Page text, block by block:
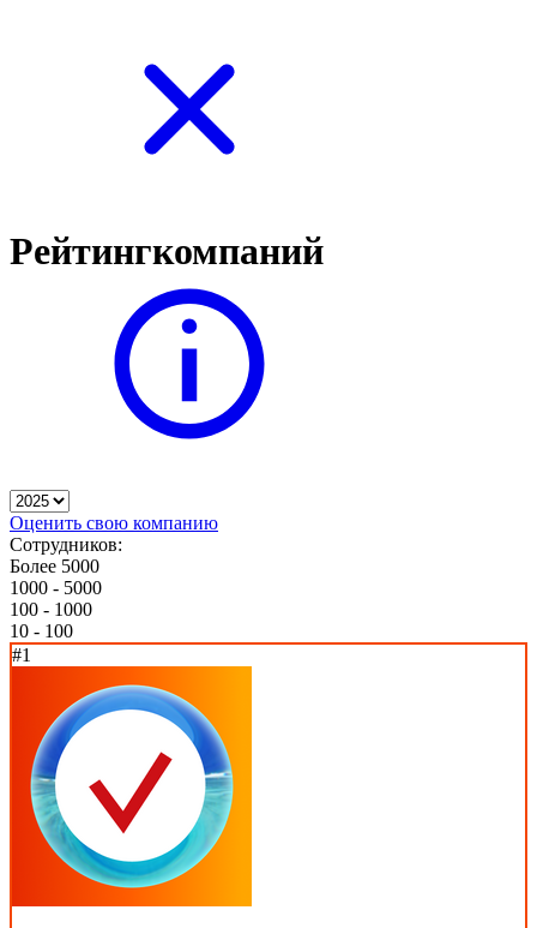
Рейтингкомпаний
Оценить свою компанию
Сотрудников:
Более 5000
1000 - 5000
100 - 1000
10 - 100
#1